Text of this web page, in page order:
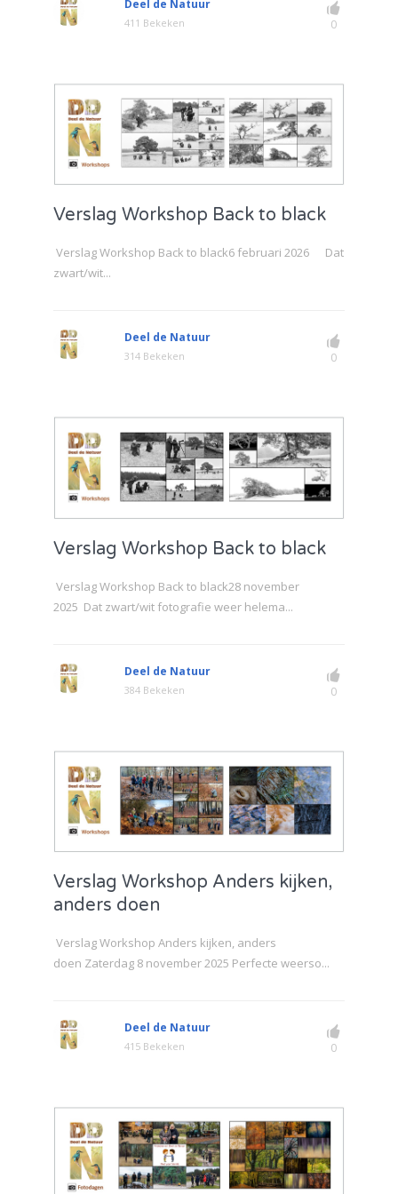
Deel de Natuur
411 Bekeken 0
Verslag Workshop Back to black
Verslag Workshop Back to black6 februari 2026 Dat
zwart/wit...
Deel de Natuur
314 Bekeken 0
Verslag Workshop Back to black
Verslag Workshop Back to black28 november
2025 Dat zwart/wit fotografie weer helema...
Deel de Natuur
384 Bekeken 0
Verslag Workshop Anders kijken,
anders doen
Verslag Workshop Anders kijken, anders
doen Zaterdag 8 november 2025 Perfecte weerso...
Deel de Natuur
415 Bekeken 0